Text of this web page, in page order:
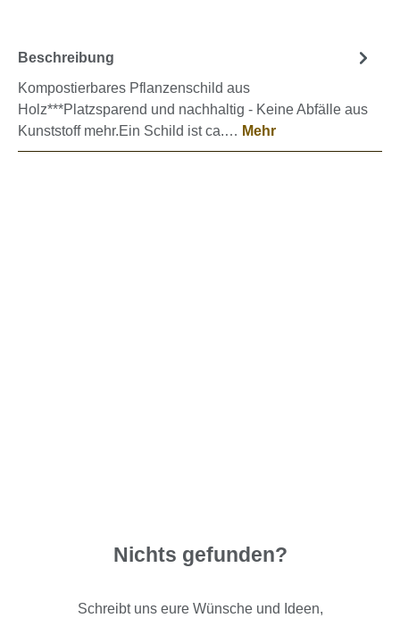
Beschreibung
Kompostierbares Pflanzenschild aus
Holz***Platzsparend und nachhaltig - Keine Abfälle aus
Kunststoff mehr.Ein Schild ist ca.… Mehr
Nichts gefunden?
Schreibt uns eure Wünsche und Ideen,